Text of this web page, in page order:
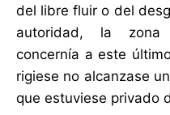
del libre fluir o del
autoridad, la zona
concernía a este
rigiese no alcanzase
que estuviese privado